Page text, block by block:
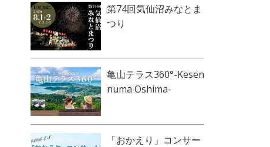
第74回気仙沼みなとま
つり
亀山テラス360°-Kesen
numa Oshima-
「おかえり」コンサー